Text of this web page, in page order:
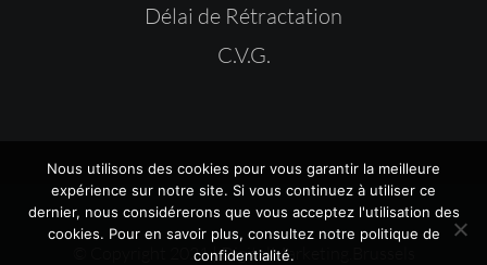
Délai de Rétractation
C.V.G.
© Copyright 2021 | DigitalMarketing.Brussels
Nous utilisons des cookies pour vous garantir la meilleure
expérience sur notre site. Si vous continuez à utiliser ce
dernier, nous considérerons que vous acceptez l'utilisation des
cookies. Pour en savoir plus, consultez notre politique de
confidentialité.